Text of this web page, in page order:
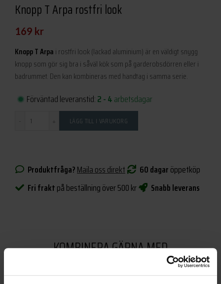
Knopp T Arpa rostfri look
169 kr
Knopp T Arpa i rostfri look (lackad aluminium) är en väldigt snygg
knopp som gör sig bra i såväl kök som på garderobsdörren eller i
badrummet. Den kan kombineras med handtag i samma serie.
Förväntad leveranstid:2 - 4arbetsdagar
LÄGG TILL I VARUKORG
Produktfråga?Maila oss direkt 60 dagaröppetköp
Fri fraktpå beställning över 500 kr Snabb leverans
KOMBINERA GÄRNA MED